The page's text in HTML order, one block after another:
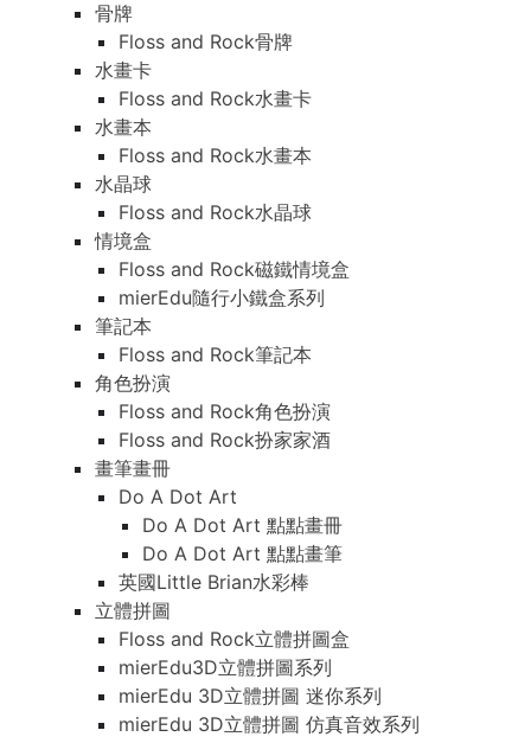
骨牌
Floss and Rock骨牌
水畫卡
Floss and Rock水畫卡
水畫本
Floss and Rock水畫本
水晶球
Floss and Rock水晶球
情境盒
Floss and Rock磁鐵情境盒
mierEdu隨行小鐵盒系列
筆記本
Floss and Rock筆記本
角色扮演
Floss and Rock角色扮演
Floss and Rock扮家家酒
畫筆畫冊
Do A Dot Art
Do A Dot Art 點點畫冊
Do A Dot Art 點點畫筆
英國Little Brian水彩棒
立體拼圖
Floss and Rock立體拼圖盒
mierEdu3D立體拼圖系列
mierEdu 3D立體拼圖 迷你系列
mierEdu 3D立體拼圖 仿真音效系列